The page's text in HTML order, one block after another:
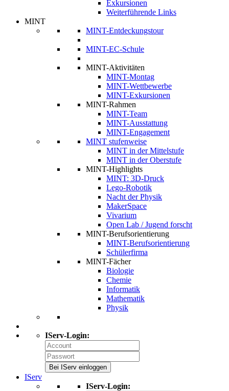
Exkursionen
Weiterführende Links
MINT
MINT-Entdeckungstour
MINT-EC-Schule
MINT-Aktivitäten
MINT-Montag
MINT-Wettbewerbe
MINT-Exkursionen
MINT-Rahmen
MINT-Team
MINT-Ausstattung
MINT-Engagement
MINT stufenweise
MINT in der Mittelstufe
MINT in der Oberstufe
MINT-Highlights
MINT: 3D-Druck
Lego-Robotik
Nacht der Physik
MakerSpace
Vivarium
Open Lab / Jugend forscht
MINT-Berufsorientierung
MINT-Berufsorientierung
Schülerfirma
MINT-Fächer
Biologie
Chemie
Informatik
Mathematik
Physik
IServ-Login:
Bei IServ einloggen
IServ
IServ-Login: